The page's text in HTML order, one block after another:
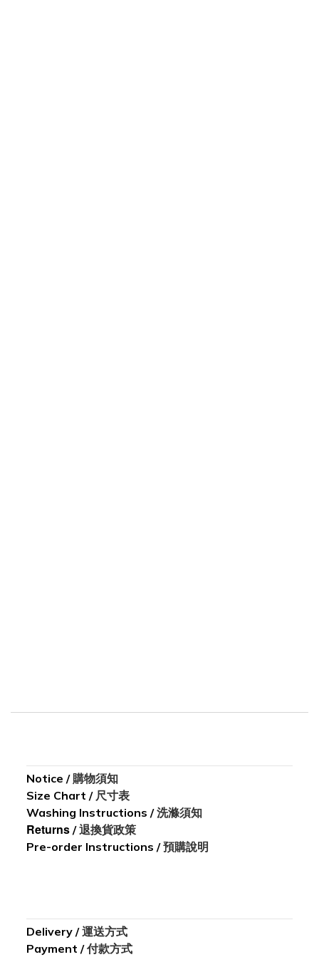
Notice /購物須知
Size Chart / 尺寸表
Washing Instructions /洗滌須知
Returns /退換貨政策
Pre-order Instructions /預購說明
Delivery /運送方式
Payment /付款方式